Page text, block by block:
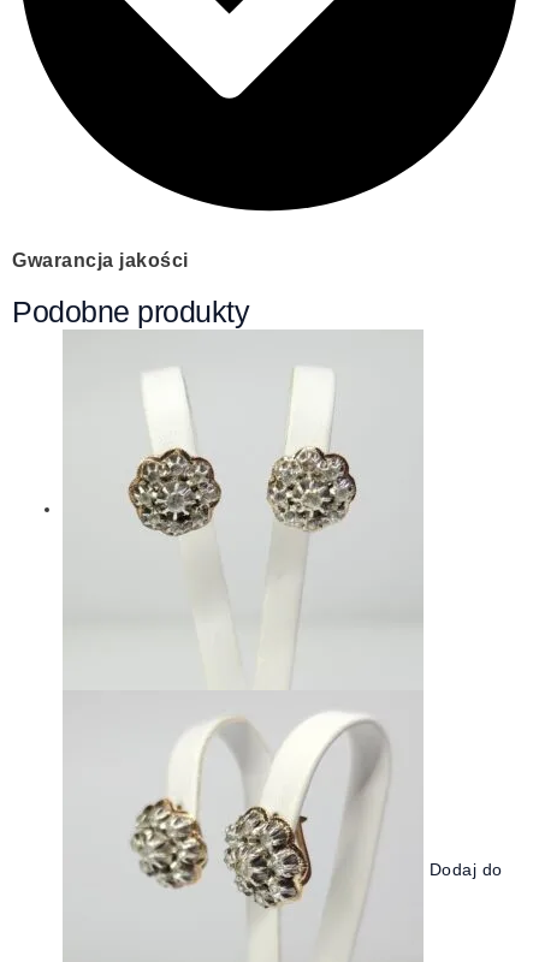
Gwarancja jakości
Podobne produkty
Dodaj do